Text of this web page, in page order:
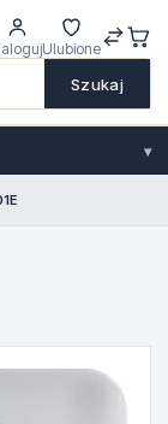
Szukaj
Ulubione
▾